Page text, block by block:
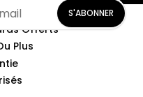
S'ABONNER
Offerts
Plus